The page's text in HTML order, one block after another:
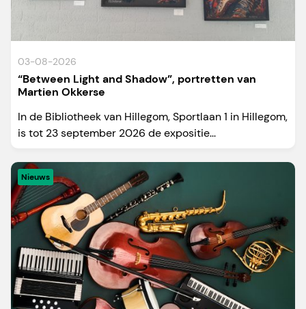
03-08-2026
“Between Light and Shadow”, portretten van
Martien Okkerse
In de Bibliotheek van Hillegom, Sportlaan 1 in Hillegom,
is tot 23 september 2026 de expositie...
Nieuws